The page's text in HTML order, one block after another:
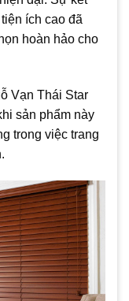
ích cao đã
hoàn hảo cho
Vạn Thái Star
sản phẩm này
trong việc trang